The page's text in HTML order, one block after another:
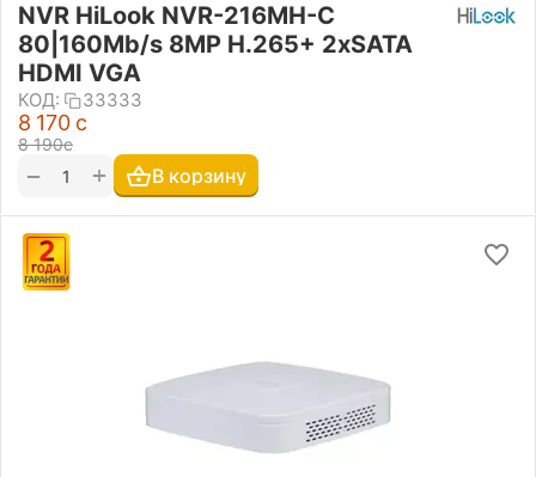
NVR HiLook NVR-216MH-C
80|160Mb/s 8MP H.265+ 2xSATA
HDMI VGA
КОД: 33333
8 170 с
8 190с
+
− В корзину